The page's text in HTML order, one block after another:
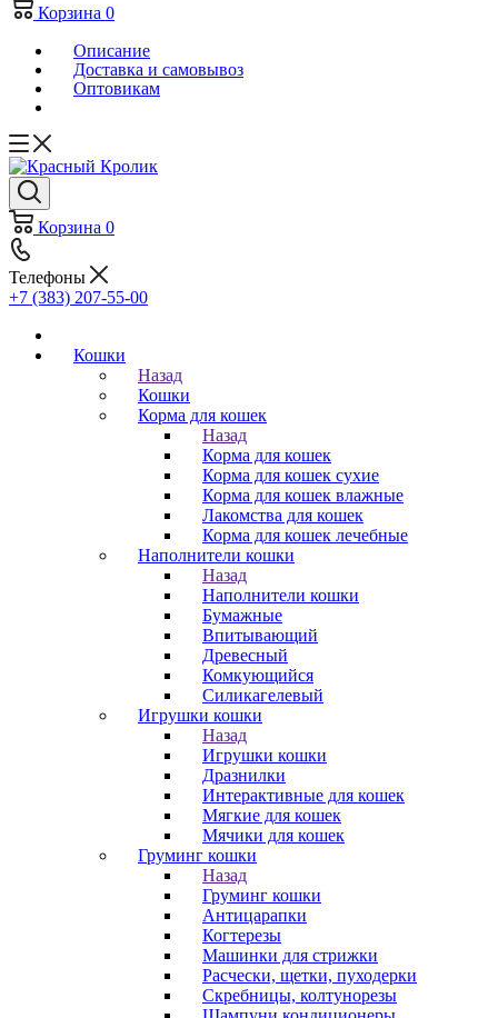
Корзина 0
Описание
Доставка и самовывоз
Оптовикам
Корзина 0
Телефоны
+7 (383) 207-55-00
Кошки
Назад
Кошки
Корма для кошек
Назад
Корма для кошек
Корма для кошек сухие
Корма для кошек влажные
Лакомства для кошек
Корма для кошек лечебные
Наполнители кошки
Назад
Наполнители кошки
Бумажные
Впитывающий
Древесный
Комкующийся
Силикагелевый
Игрушки кошки
Назад
Игрушки кошки
Дразнилки
Интерактивные для кошек
Мягкие для кошек
Мячики для кошек
Груминг кошки
Назад
Груминг кошки
Антицарапки
Когтерезы
Машинки для стрижки
Расчески, щетки, пуходерки
Скребницы, колтунорезы